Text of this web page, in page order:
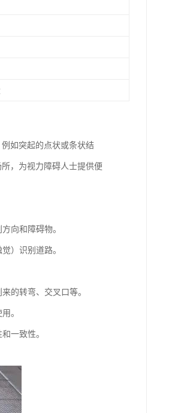
如突起的点状或条状结
，为视力障碍人士提供便
向和障碍物。
）识别道路。
的转弯、交叉口等。
。
一致性。